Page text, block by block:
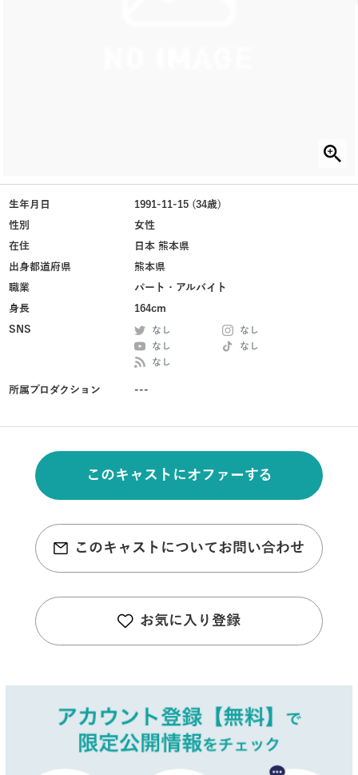
生年月日
1991-11-15 (34歳)
性別
女性
在住
日本 熊本県
出身都道府県
熊本県
職業
パート・アルバイト
身長
164cm
SNS
なし
なし
なし
なし
なし
所属プロダクション ---
このキャストにオファーする
このキャストについてお問い合わせ
お気に入り登録